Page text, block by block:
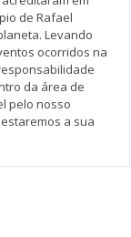
de Rafael
Levando
ocorridos na
da área de
pelo nosso
a sua